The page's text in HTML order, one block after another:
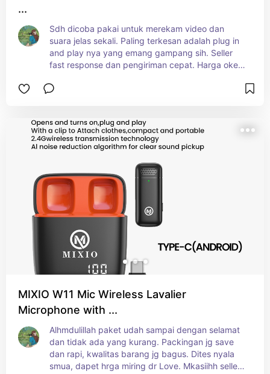
...
Sdh dicoba pakai untuk merekam video dan
suara jelas sekali. Paling terkesan adalah plug in
and play nya yang emang gampang sih. Seller
fast response dan pengiriman cepat. Harga oke
MIXIO W11 Mic Wireless Lavalier
Microphone with ...
Alhmdulillah paket udah sampai dengan selamat
dan tidak ada yang kurang. Packingan jg save
dan rapi, kwalitas barang jg bagus. Dites nyala
smua, dapet hrga miring dr Love. Mkasiihh seller